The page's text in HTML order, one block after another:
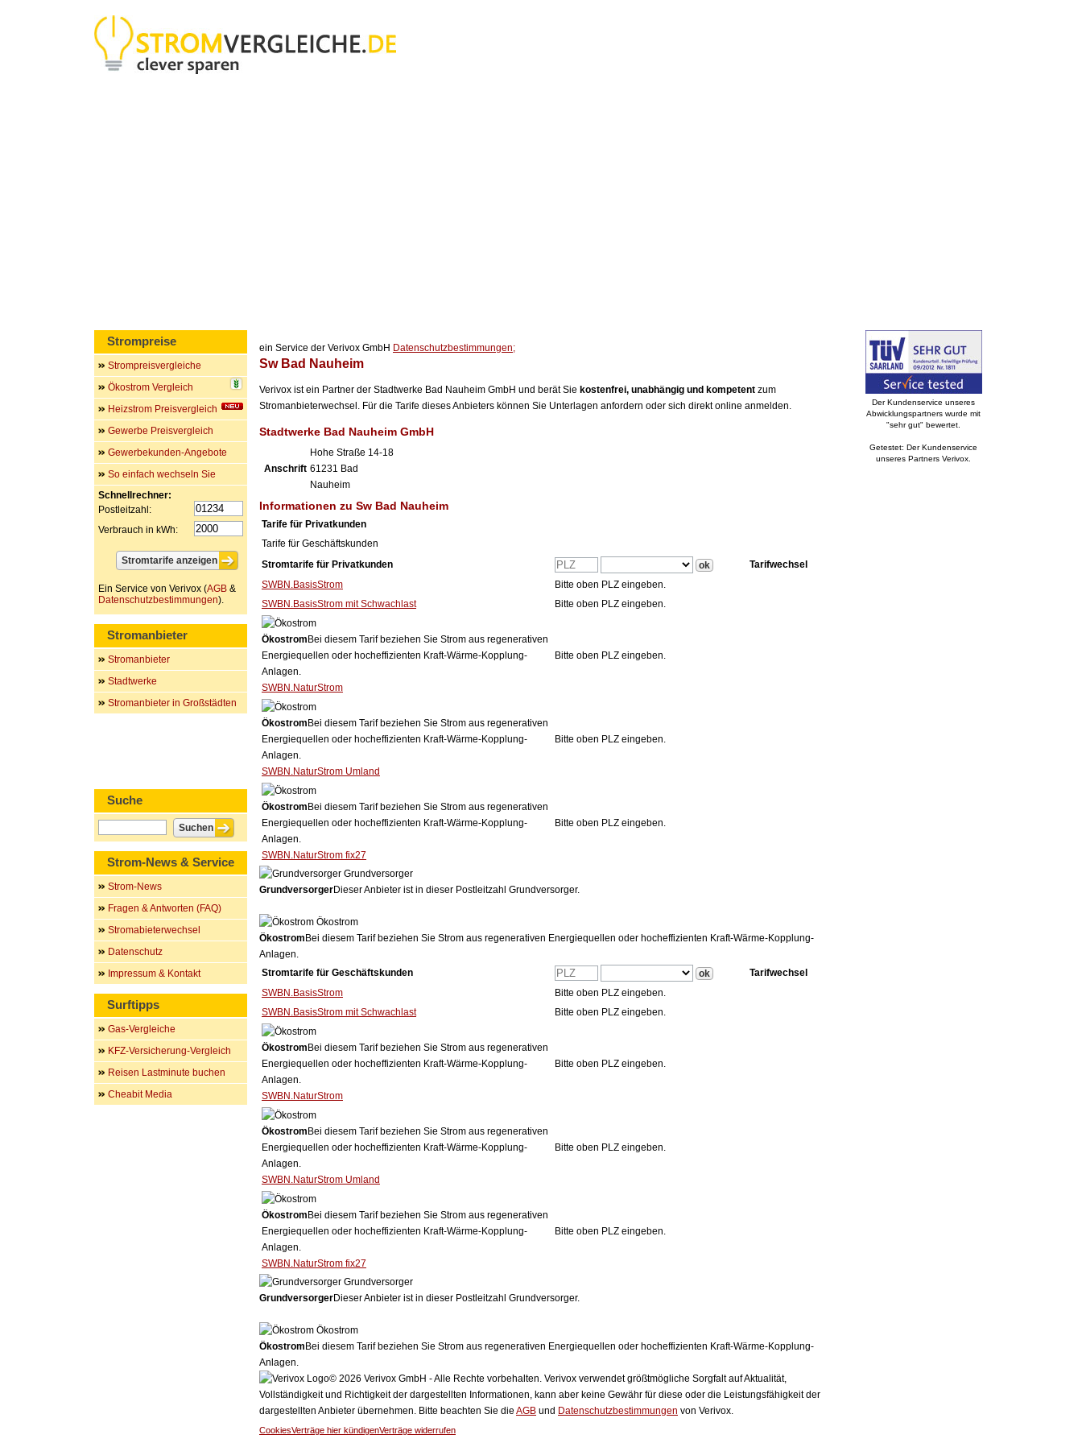
ein Service der Verivox GmbH Datenschutzbestimmungen;
Sw Bad Nauheim
Verivox ist ein Partner der Stadtwerke Bad Nauheim GmbH und berät Sie kostenfrei, unabhängig und kompetent zum
Stromanbieterwechsel. Für die Tarife dieses Anbieters können Sie Unterlagen anfordern oder sich direkt online anmelden.
Stadtwerke Bad Nauheim GmbH
Anschrift
Hohe Straße 14-18
61231 Bad
Nauheim
Informationen zu Sw Bad Nauheim
Tarife für Privatkunden
Tarife für Geschäftskunden
Stromtarife für Privatkunden
Tarifwechsel
SWBN.BasisStrom
Bitte oben PLZ eingeben.
SWBN.BasisStrom mit Schwachlast
Bitte oben PLZ eingeben.
Ökostrom Bei diesem Tarif beziehen Sie Strom aus regenerativen
Energiequellen oder hocheffizienten Kraft-Wärme-Kopplung-
Anlagen.
SWBN.NaturStrom
Bitte oben PLZ eingeben.
Ökostrom Bei diesem Tarif beziehen Sie Strom aus regenerativen
Energiequellen oder hocheffizienten Kraft-Wärme-Kopplung-
Anlagen.
SWBN.NaturStrom Umland
Bitte oben PLZ eingeben.
Ökostrom Bei diesem Tarif beziehen Sie Strom aus regenerativen
Energiequellen oder hocheffizienten Kraft-Wärme-Kopplung-
Anlagen.
SWBN.NaturStrom fix27
Bitte oben PLZ eingeben.
Grundversorger
GrundversorgerDieser Anbieter ist in dieser Postleitzahl Grundversorger.
Ökostrom
Ökostrom Bei diesem Tarif beziehen Sie Strom aus regenerativen Energiequellen oder hocheffizienten Kraft-Wärme-Kopplung-
Anlagen.
Stromtarife für Geschäftskunden
Tarifwechsel
SWBN.BasisStrom
Bitte oben PLZ eingeben.
SWBN.BasisStrom mit Schwachlast
Bitte oben PLZ eingeben.
Ökostrom Bei diesem Tarif beziehen Sie Strom aus regenerativen
Energiequellen oder hocheffizienten Kraft-Wärme-Kopplung-
Anlagen.
SWBN.NaturStrom
Bitte oben PLZ eingeben.
Ökostrom Bei diesem Tarif beziehen Sie Strom aus regenerativen
Energiequellen oder hocheffizienten Kraft-Wärme-Kopplung-
Anlagen.
SWBN.NaturStrom Umland
Bitte oben PLZ eingeben.
Ökostrom Bei diesem Tarif beziehen Sie Strom aus regenerativen
Energiequellen oder hocheffizienten Kraft-Wärme-Kopplung-
Anlagen.
SWBN.NaturStrom fix27
Bitte oben PLZ eingeben.
Grundversorger
GrundversorgerDieser Anbieter ist in dieser Postleitzahl Grundversorger.
Ökostrom
Ökostrom Bei diesem Tarif beziehen Sie Strom aus regenerativen Energiequellen oder hocheffizienten Kraft-Wärme-Kopplung-
Anlagen.
© 2026 Verivox GmbH - Alle Rechte vorbehalten. Verivox verwendet größtmögliche Sorgfalt auf Aktualität,
Vollständigkeit und Richtigkeit der dargestellten Informationen, kann aber keine Gewähr für diese oder die Leistungsfähigkeit der
dargestellten Anbieter übernehmen. Bitte beachten Sie die AGB und Datenschutzbestimmungen von Verivox.
CookiesVerträge hier kündigenVerträge widerrufen
Strompreise
Strompreisvergleiche
Ökostrom Vergleich
Heizstrom Preisvergleich
Gewerbe Preisvergleich
Gewerbekunden-Angebote
So einfach wechseln Sie
Schnellrechner:
Postleitzahl:
Verbrauch in kWh:
Ein Service von Verivox (AGB &
Datenschutzbestimmungen).
Stromanbieter
Stromanbieter
Stadtwerke
Stromanbieter in Großstädten
Suche
Strom-News & Service
Strom-News
Fragen & Antworten (FAQ)
Stromabieterwechsel
Datenschutz
Impressum & Kontakt
Surftipps
Gas-Vergleiche
KFZ-Versicherung-Vergleich
Reisen Lastminute buchen
Cheabit Media
Der Kundenservice unseres
Abwicklungspartners wurde mit
"sehr gut" bewertet.
Getestet: Der Kundenservice
unseres Partners Verivox.